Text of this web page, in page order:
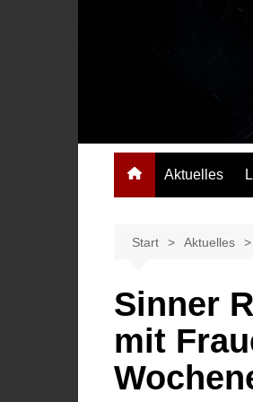
Das Musikmagazin, das
Aktuelles
Start Aktuelles
Sinner
mit